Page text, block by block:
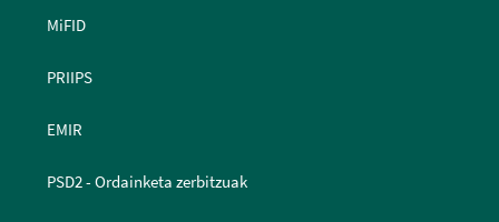
MiFID
PRIIPS
EMIR
PSD2 - Ordainketa zerbitzuak